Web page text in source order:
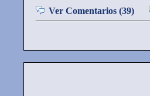
Ver Comentarios (39)